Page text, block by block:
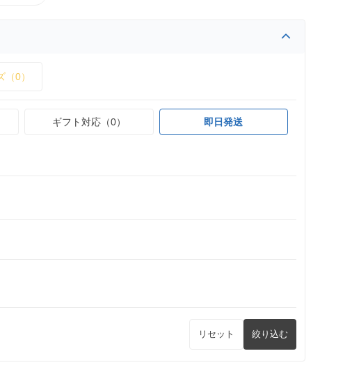
（0）
ギフト対応（0） 即日発送
リセット 絞り込む